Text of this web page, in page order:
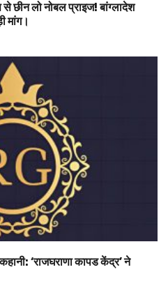
छीन लो नोबल प्राइज! बांग्लादेश
मांग।
‘राजघराणा कापड केंद्र’ ने